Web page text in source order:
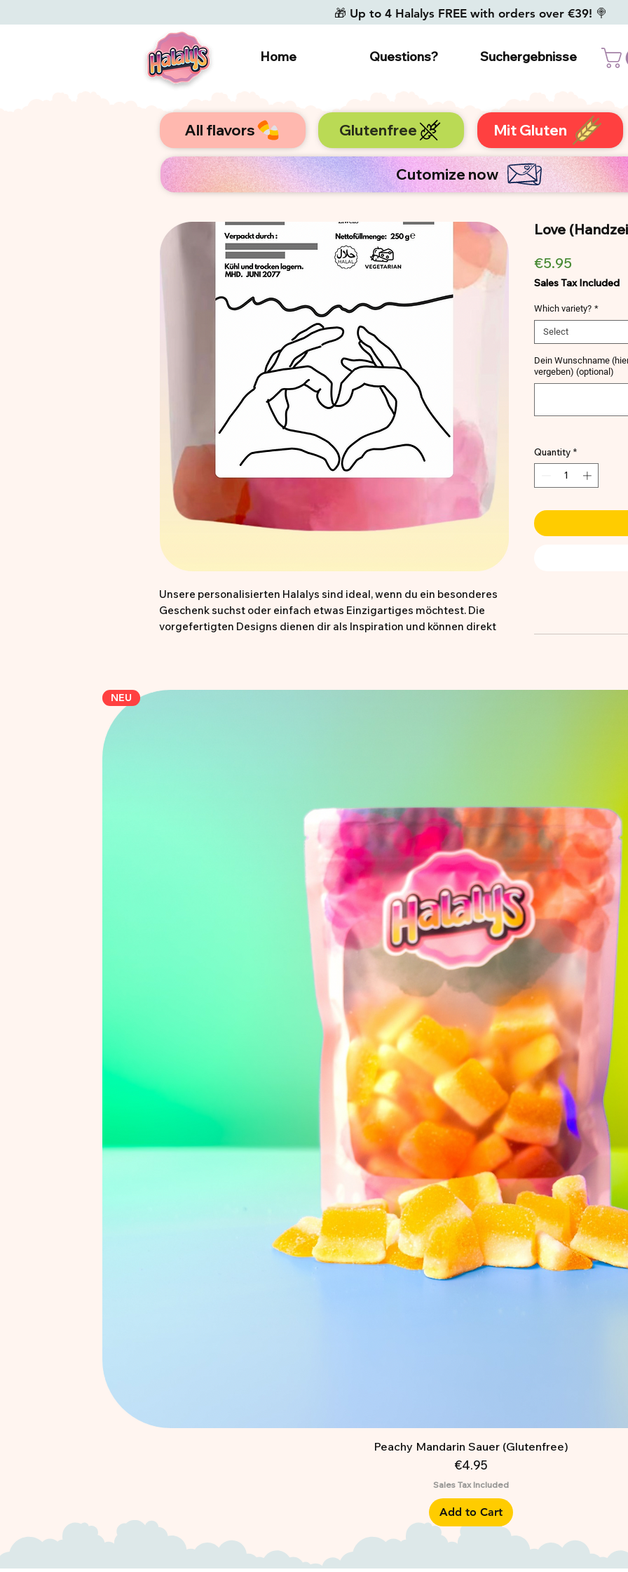
🎁 Up to 4 Halalys FREE with orders over €39! 🍭
Home Questions? Suchergebnisse
All flavors Glutenfree Mit Gluten
Cutomize now
Unsere personalisierten Halalys sind ideal, wenn du ein besonderes
Geschenk suchst oder einfach etwas Einzigartiges möchtest. Die
vorgefertigten Designs dienen dir als Inspiration und können direkt
Love
€5.95
Sales Tax Included
Which variety? *
Select
Dein Wunschname
vergeben) (optional)
Quantity *
NEU
Peachy Mandarin Sauer (Glutenfree)
Price
€4.95
Sales Tax Included
Add to Cart